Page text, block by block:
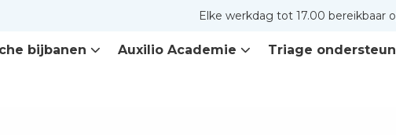
Elke werkdag tot 17.00 bereikbaar
bijbanen Auxilio Academie Triage